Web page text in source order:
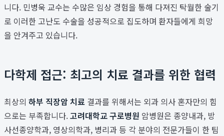
니다. 민병욱 교수는 수많은 임상 경험을 통해 다져진 탁월한 술기
로 이러한 고난도 수술을 성공적으로 집도하며 환자들에게 희망
을 안겨주고 있습니다.
다학제 접근: 최고의 치료 결과를 위한 협력
최상의 하부 직장암 치료 결과를 위해서는 외과 의사 혼자만의 힘
으로는 부족합니다.고려대학교 구로병원 암병원은 종양내과, 방
사선종양학과, 영상의학과, 병리과 등 각 분야의 전문가들이 한 팀